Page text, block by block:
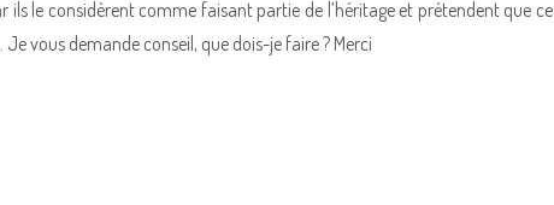
ils le considèrent comme faisant partie de l’héritage et prétendent que ce
vous demande conseil, que dois-je faire ? Merci